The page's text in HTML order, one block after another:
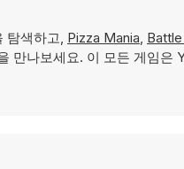
탐색하고, Pizza Mania,
만나보세요. 이 모든 게임은